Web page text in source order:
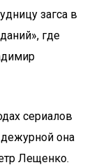
загса в
где
сериалов
дежурной она
Лещенко.